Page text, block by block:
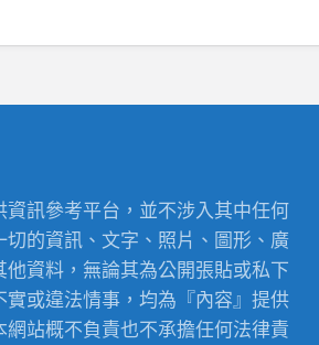
資訊參考平台，並不涉入其中任何
切的資訊、文字、照片、圖形、廣
他資料，無論其為公開張貼或私下
實或違法情事，均為『內容』提供
網站概不負責也不承擔任何法律責